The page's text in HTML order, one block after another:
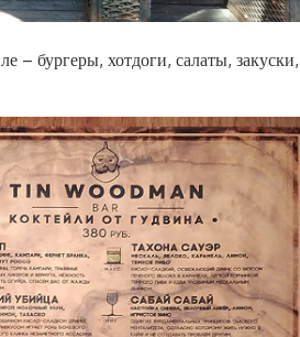
– бургеры, хотдоги, салаты, закуски,